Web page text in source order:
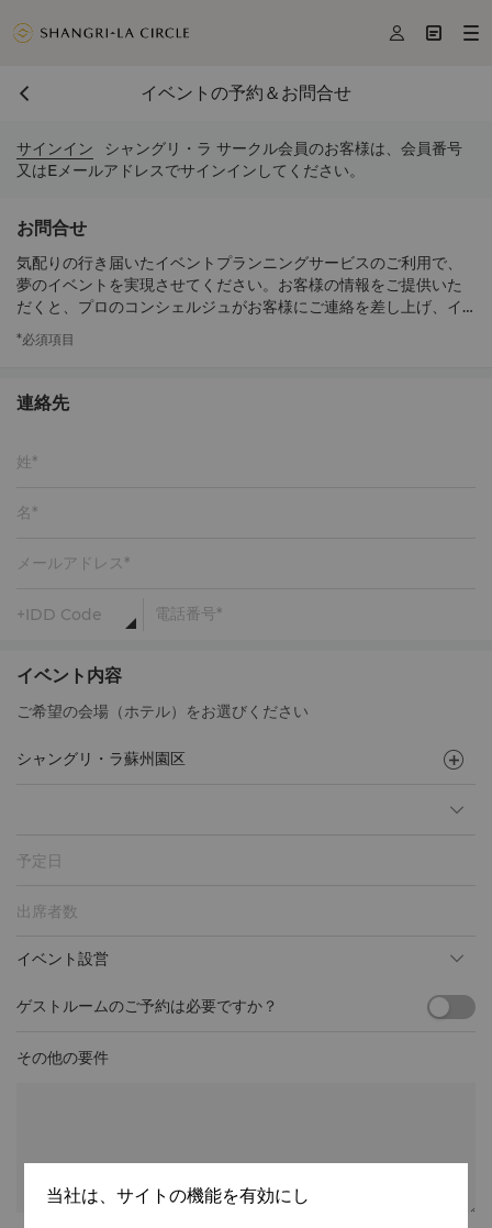
  
イベントの予約＆お問合せ
サインイン
シャングリ・ラ サークル会員のお客様は、会員番号
又はEメールアドレスでサインインしてください。
お問合せ
気配りの行き届いたイベントプランニングサービスのご利用で、
夢のイベントを実現させてください。お客様の情報をご提供いた
だくと、プロのコンシェルジュがお客様にご連絡を差し上げ、イ
ベントのお手伝いをいたします。
*必須項目
連絡先
イベント内容
ご希望の会場（ホテル）をお選びください
予定日
イベント設営
ゲストルームのご予約は必要ですか？
その他の要件
当社は、サイトの機能を有効にし